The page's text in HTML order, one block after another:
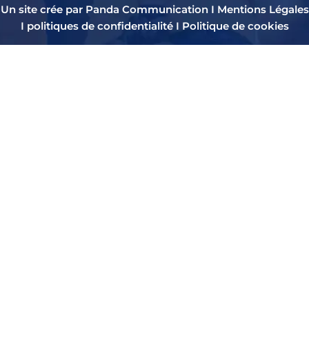
Un site crée par Panda Communication I Mentions Légales
I politiques de confidentialitéI Politique de cookies